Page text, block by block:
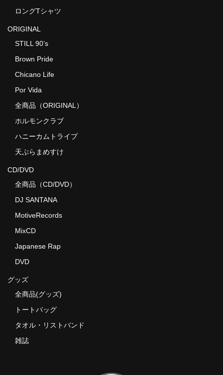
ロングTシャツ
ORIGINAL
STILL 90’s
Brown Pride
Chicano Life
Por Vida
全商品（ORIGINAL）
ホルモンクラブ
ハニーカムトライプ
天ぷらまめすけ
CD/DVD
全商品（CD/DVD）
DJ SANTANA
MotiveRecords
MixCD
Japanese Rap
DVD
グッズ
全商品(グッズ)
トートバッグ
タオル・リストバンド
雑誌